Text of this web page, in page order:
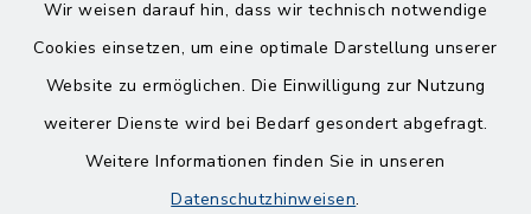
Wir weisen darauf hin, dass wir technisch notwendige
Cookies einsetzen, um eine optimale Darstellung unserer
Website zu ermöglichen. Die Einwilligung zur Nutzung
weiterer Dienste wird bei Bedarf gesondert abgefragt.
Weitere Informationen finden Sie in unseren
Datenschutzhinweisen.
Barrierefreiheit